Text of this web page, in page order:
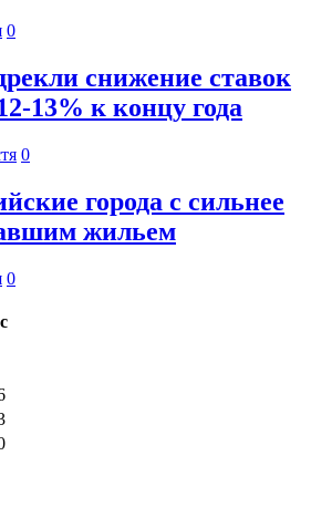
0
снижение ставок
13% к концу года
0
города с сильнее
жильем
0